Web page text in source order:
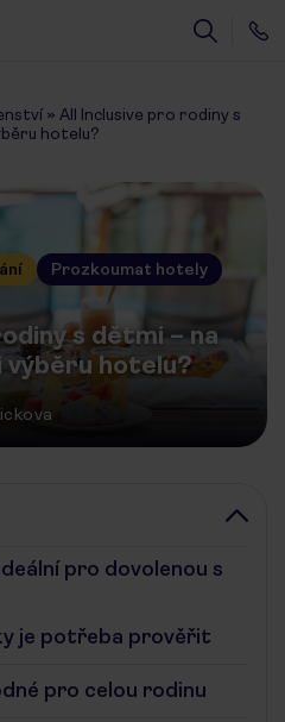
» All Inclusive pro rodiny s
hotelu?
Prozkoumat hotely
s dětmi – na
hotelu?
pro dovolenou s
je potřeba prověřit
pro celou rodinu